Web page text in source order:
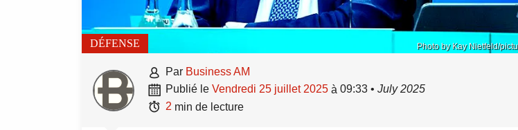
Photo by Kay Nietfeld/
DÉFENSE
 par Business AM
 publié le vendredi 25 juillet 2025 à 09:33 • July 2025
 2 min de lecture